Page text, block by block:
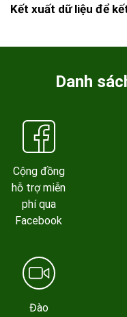
Kết xuất dữ liệu để
Danh
Cộng đồng
hỗ trợ miễn
phí qua
Facebook
Đào